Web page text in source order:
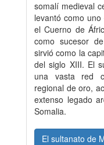
somalí medieval
levantó como
el Cuerno de
como sucesor
sirvió como la
del siglo XIII. El
una vasta red
regional de oro,
extenso legado
Somalia.
El sultanato de